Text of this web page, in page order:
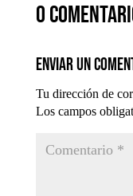
0
Enviar un
Tu dirección de
Los campos